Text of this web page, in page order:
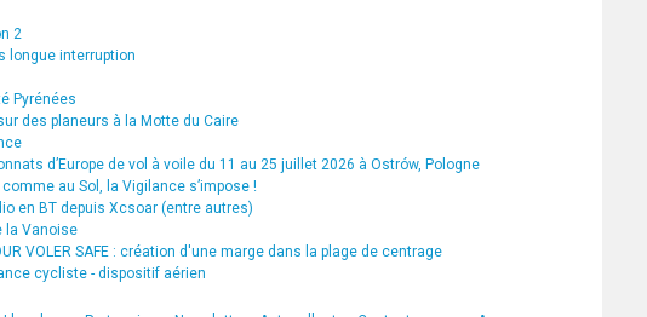
2
longue interruption
Pyrénées
des planeurs à la Motte du Caire
d’Europe de vol à voile du 11 au 25 juillet 2026 à Ostrów, Pologne
au Sol, la Vigilance s’impose !
en BT depuis Xcsoar (entre autres)
la Vanoise
VOLER SAFE : création d'une marge dans la plage de centrage
cycliste - dispositif aérien